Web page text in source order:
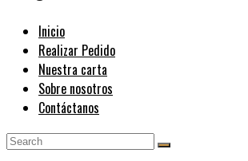
Inicio
Realizar Pedido
Nuestra carta
Sobre nosotros
Contáctanos